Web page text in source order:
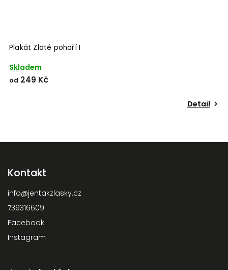
Plakát Zlaté pohoří I
Skladem
od 249 Kč
Detail
Kontakt
info@jentakzlasky.cz
739316609
Facebook
Instagram